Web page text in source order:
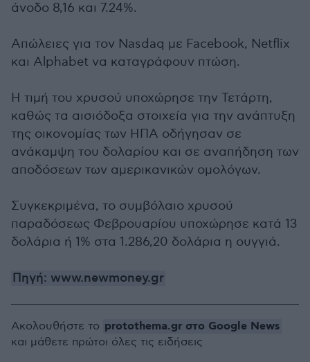
άνοδο 8,16 και 7.24%.
Απώλειες για τον Nasdaq με Facebook, Netflix
και Alphabet να καταγράφουν πτώση.
Η τιμή του χρυσού υποχώρησε την Τετάρτη,
καθώς τα αισιόδοξα στοιχεία για την ανάπτυξη
της οικονομίας των ΗΠΑ οδήγησαν σε
ανάκαμψη του δολαρίου και σε αναπήδηση των
αποδόσεων των αμερικανικών ομολόγων.
Συγκεκριμένα, το συμβόλαιο χρυσού
παραδόσεως Φεβρουαρίου υποχώρησε κατά 13
δολάρια ή 1% στα 1.286,20 δολάρια η ουγγιά.
Πηγή: www.newmoney.gr
Ακολουθήστε το protothema.gr στο Google News
και μάθετε πρώτοι όλες τις ειδήσεις